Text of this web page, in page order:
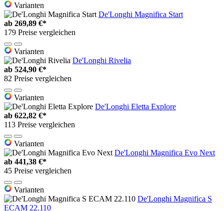
Varianten
De'Longhi Magnifica Start
ab 269,89 €*
179 Preise vergleichen
Varianten
De'Longhi Rivelia
ab 524,90 €*
82 Preise vergleichen
Varianten
De'Longhi Eletta Explore
ab 622,82 €*
113 Preise vergleichen
Varianten
De'Longhi Magnifica Evo Next
ab 441,38 €*
45 Preise vergleichen
Varianten
De'Longhi Magnifica S
ECAM 22.110